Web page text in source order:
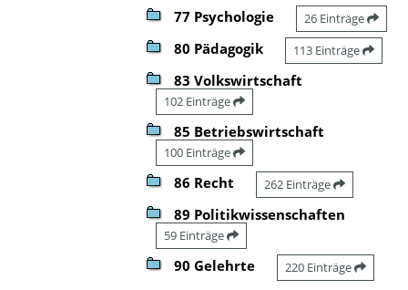
77 Psychologie 26 Einträge
80 Pädagogik 113 Einträge
83 Volkswirtschaft
102 Einträge
85 Betriebswirtschaft
100 Einträge
86 Recht 262 Einträge
89 Politikwissenschaften
59 Einträge
90 Gelehrte 220 Einträge